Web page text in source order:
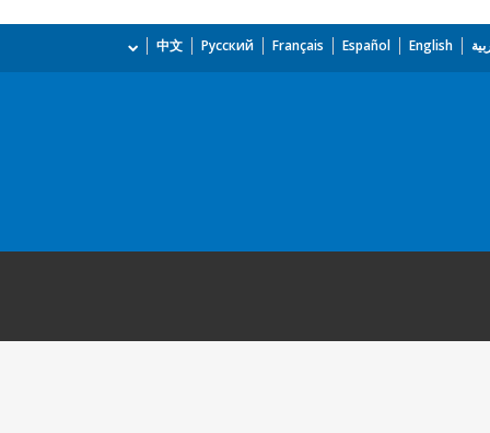
English
Español
Français
Русский
中文